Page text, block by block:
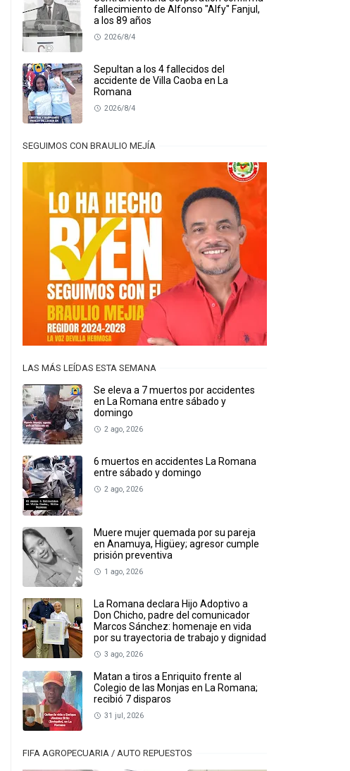
fallecimiento de Alfonso "Alfy" Fanjul,
a los 89 años
2026/8/4
Sepultan a los 4 fallecidos del
accidente de Villa Caoba en La
Romana
2026/8/4
SEGUIMOS CON BRAULIO MEJÍA
LAS MÁS LEÍDAS ESTA SEMANA
Se eleva a 7 muertos por accidentes
en La Romana entre sábado y
domingo
2 ago, 2026
6 muertos en accidentes La Romana
entre sábado y domingo
2 ago, 2026
Muere mujer quemada por su pareja
en Anamuya, Higüey; agresor cumple
prisión preventiva
1 ago, 2026
La Romana declara Hijo Adoptivo a
Don Chicho, padre del comunicador
Marcos Sánchez: homenaje en vida
por su trayectoria de trabajo y dignidad
3 ago, 2026
Matan a tiros a Enriquito frente al
Colegio de las Monjas en La Romana;
recibió 7 disparos
31 jul, 2026
FIFA AGROPECUARIA / AUTO REPUESTOS